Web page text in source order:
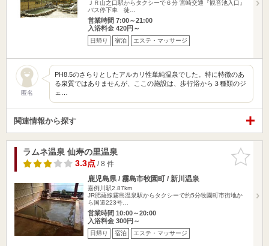
ＪＲ山之口駅からタクシーで６分 宮崎交通『観音池入口』
バス停下車 徒…
営業時間 7:00～21:00
入浴料金 420円～
日帰り 宿泊 エステ・マッサージ
匿名
PH8.5のさらりとしたアルカリ性単純温泉でした。特に特徴のあ
る泉質ではありませんが、ここの施設は、歩行浴から３種類のジ
ェ…
関連情報から探す
お気に入
りに追加
ラムネ温泉 仙寿の里温泉
3.3点/ 8 件
鹿児島県 / 霧島市牧園町 / 新川温泉
嘉例川駅2.87km
JR肥薩線霧島温泉駅からタクシーで約5分牧園町市街地か
ら国道223号…
営業時間 10:00～20:00
入浴料金 300円～
日帰り 宿泊 エステ・マッサージ